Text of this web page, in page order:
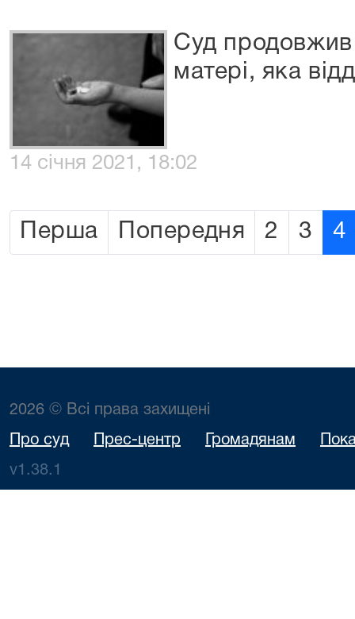
Суд продовжив
матері, яка
14 січня 2021, 18:02
Перша Попередня 2 3 4
2026 © Всі права захищені
Про суд Прес-центр Громадянам
v1.38.1